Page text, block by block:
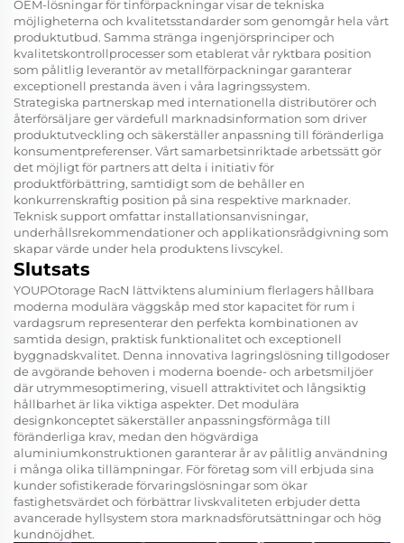
OEM-lösningar för tinförpackningar visar de tekniska
möjligheterna och kvalitetsstandarder som genomgår hela vårt
produktutbud. Samma stränga ingenjörsprinciper och
kvalitetskontrollprocesser som etablerat vår ryktbara position
som pålitlig leverantör av metallförpackningar garanterar
exceptionell prestanda även i våra lagringssystem.
Strategiska partnerskap med internationella distributörer och
återförsäljare ger värdefull marknadsinformation som driver
produktutveckling och säkerställer anpassning till föränderliga
konsumentpreferenser. Vårt samarbetsinriktade arbetssätt gör
det möjligt för partners att delta i initiativ för
produktförbättring, samtidigt som de behåller en
konkurrenskraftig position på sina respektive marknader.
Teknisk support omfattar installationsanvisningar,
underhållsrekommendationer och applikationsrådgivning som
skapar värde under hela produktens livscykel.
Slutsats
YOUPOtorage RacN lättviktens aluminium flerlagers hållbara
moderna modulära väggskåp med stor kapacitet för rum i
vardagsrum representerar den perfekta kombinationen av
samtida design, praktisk funktionalitet och exceptionell
byggnadskvalitet. Denna innovativa lagringslösning tillgodoser
de avgörande behoven i moderna boende- och arbetsmiljöer
där utrymmesoptimering, visuell attraktivitet och långsiktig
hållbarhet är lika viktiga aspekter. Det modulära
designkonceptet säkerställer anpassningsförmåga till
föränderliga krav, medan den högvärdiga
aluminiumkonstruktionen garanterar år av pålitlig användning
i många olika tillämpningar. För företag som vill erbjuda sina
kunder sofistikerade förvaringslösningar som ökar
fastighetsvärdet och förbättrar livskvaliteten erbjuder detta
avancerade hyllsystem stora marknadsförutsättningar och hög
kundnöjdhet.